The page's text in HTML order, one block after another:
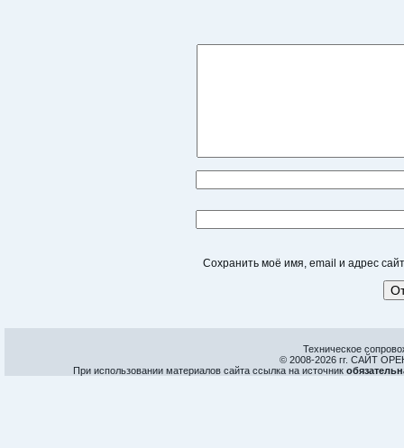
Сохранить моё имя, email и адрес
Техническое
© 2008-2026 гг. САЙТ
При использовании материалов сайта ссылка на источник